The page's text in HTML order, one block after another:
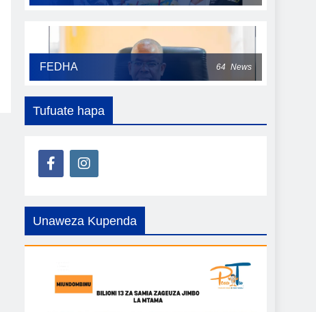
FEDHA 64 News
Tufuate hapa
Unaweza Kupenda